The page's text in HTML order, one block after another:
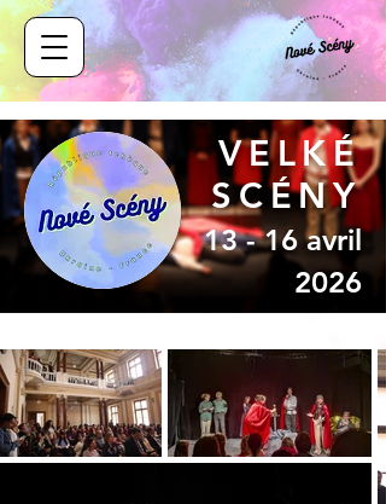
VELKÉ
SCÉNY
13 - 16 avril
2026